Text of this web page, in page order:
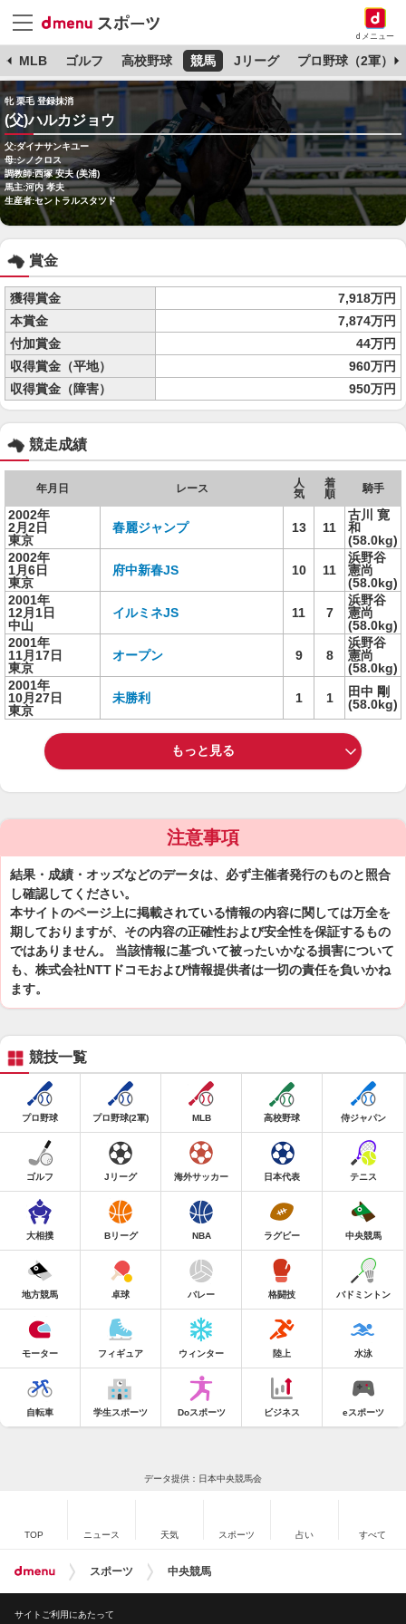
dメニュー
MLB ゴルフ 高校野球 競馬 Jリーグ プロ野球（2軍）
牝 栗毛 登録抹消
(父)ハルカジョウ
父:ダイナサンキユー
母:シノクロス
調教師:西塚 安夫 (美浦)
馬主:河内 孝夫
生産者:セントラルスタツド
賞金
獲得賞金
7,918万円
本賞金
7,874万円
付加賞金
44万円
収得賞金（平地）
960万円
収得賞金（障害）
950万円
競走成績
年月日 レース
人
気
着
順
騎手
2002年
2月2日
東京
春麗ジャンプ 13 11
古川 寛
和
(58.0kg)
2002年
1月6日
東京
府中新春JS 10 11
浜野谷
憲尚
(58.0kg)
2001年
12月1日
中山
イルミネJS 11 7
浜野谷
憲尚
(58.0kg)
2001年
11月17日
東京
オープン 9 8
浜野谷
憲尚
(58.0kg)
2001年
10月27日
東京
未勝利 1 1
田中 剛
(58.0kg)
もっと見る
注意事項
結果・成績・オッズなどのデータは、必ず主催者発行のものと照合
し確認してください。
本サイトのページ上に掲載されている情報の内容に関しては万全を
期しておりますが、その内容の正確性および安全性を保証するもの
ではありません。 当該情報に基づいて被ったいかなる損害について
も、株式会社NTTドコモおよび情報提供者は一切の責任を負いかね
ます。
競技一覧
プロ野球 プロ野球(2軍) MLB 高校野球 侍ジャパン
ゴルフ Jリーグ 海外サッカー 日本代表 テニス
大相撲 Bリーグ NBA ラグビー 中央競馬
地方競馬 卓球 バレー 格闘技 バドミントン
モーター フィギュア ウィンター 陸上 水泳
自転車 学生スポーツ Doスポーツ ビジネス eスポーツ
データ提供：日本中央競馬会
TOP ニュース 天気 スポーツ 占い すべて
スポーツ 中央競馬
サイトご利用にあたって